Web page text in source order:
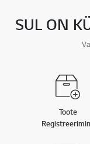
SUL ON
Toote